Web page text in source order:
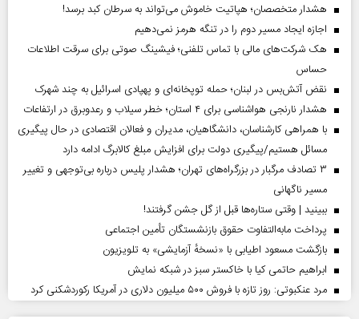
هشدار متخصصان؛ هپاتیت خاموش می‌تواند به سرطان کبد برسد!
اجازه ایجاد مسیر دوم را در تنگه هرمز نمی‌دهیم
هک شرکت‌های مالی با تماس تلفنی؛ فیشینگ صوتی برای سرقت اطلاعات
حساس
نقض آتش‌بس در لبنان؛ حمله توپخانه‌ای و پهپادی اسرائیل به چند شهرک
هشدار نارنجی هواشناسی برای ۴ استان؛ خطر سیلاب و رعدوبرق در ارتفاعات
با همراهی کارشناسان، دانشگاهیان، مدیران و فعالان اقتصادی در حال پیگیری
مسائل هستیم/پیگیری دولت برای افزایش مبلغ کالابرگ ادامه دارد
۳ تصادف مرگبار در بزرگراه‌های تهران؛ هشدار پلیس درباره بی‌توجهی و تغییر
مسیر ناگهانی
ببینید | وقتی ستاره‌ها قبل از گل جشن گرفتند!
پرداخت مابه‌التفاوت حقوق بازنشستگان تأمین اجتماعی
بازگشت مسعود اطیابی با «نسخهٔ آزمایشی» به تلویزیون
ابراهیم حاتمی کیا با خاکستر سبز در شبکه نمایش
مرد عنکبوتی: روز تازه با فروش ۵۰۰ میلیون دلاری در آمریکا رکوردشکنی کرد